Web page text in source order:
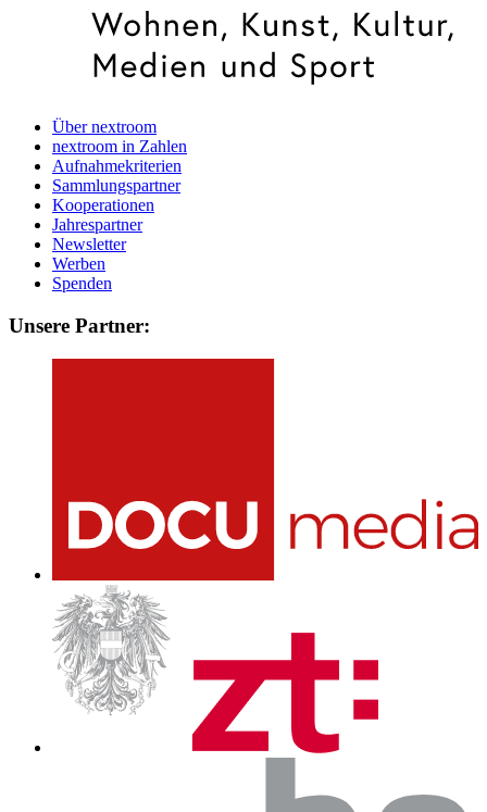
Über nextroom
nextroom in Zahlen
Aufnahmekriterien
Sammlungspartner
Kooperationen
Jahrespartner
Newsletter
Werben
Spenden
Unsere Partner: